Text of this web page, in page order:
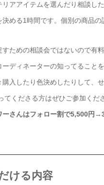
アアイテムを選んだり相談し
める1時間です。個別の商品の
すための相談会ではないので有
ディネーターの知ってること
入したり色決めしたりして、
てくださる方はぜひご参加くだ
さんはフォロー割で5,500円
ける内容